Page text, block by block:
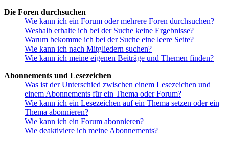
Die Foren durchsuchen
Wie kann ich ein Forum oder mehrere Foren durchsuchen?
Weshalb erhalte ich bei der Suche keine Ergebnisse?
Warum bekomme ich bei der Suche eine leere Seite?
Wie kann ich nach Mitgliedern suchen?
Wie kann ich meine eigenen Beiträge und Themen finden?
Abonnements und Lesezeichen
Was ist der Unterschied zwischen einem Lesezeichen und
einem Abonnements für ein Thema oder Forum?
Wie kann ich ein Lesezeichen auf ein Thema setzen oder ein
Thema abonnieren?
Wie kann ich ein Forum abonnieren?
Wie deaktiviere ich meine Abonnements?